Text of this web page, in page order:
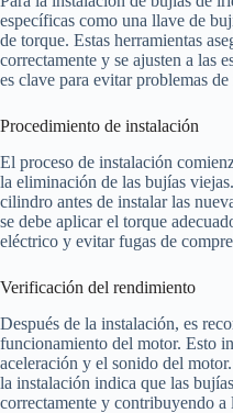
específicas como una llave de
de torque. Estas herramientas
correctamente y se ajusten a las
es clave para evitar problemas
Procedimiento de instalación
El proceso de instalación
la eliminación de las bujías
cilindro antes de instalar las
se debe aplicar el torque
eléctrico y evitar fugas de
Verificación del rendimiento
Después de la instalación, es
funcionamiento del motor. Esto
aceleración y el sonido del
la instalación indica que las
correctamente y contribuyendo